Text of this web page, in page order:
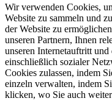
Wir verwenden Cookies,
Website zu sammeln und
der Website zu
unseren Partnern, Ihnen
unseren Internetauftritt
einschließlich sozialer
Cookies zulassen, indem
einzeln verwalten, indem
klicken, wo Sie auch